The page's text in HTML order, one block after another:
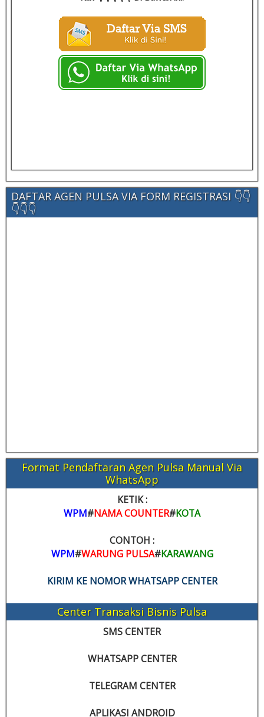
DAFTAR AGEN PULSA VIA FORM REGISTRASI 👇👇
👇👇👇
Format Pendaftaran Agen Pulsa Manual Via
WhatsApp
KETIK :
WPM#NAMA COUNTER#KOTA
CONTOH :
WPM#WARUNG PULSA#KARAWANG
KIRIM KE NOMOR WHATSAPP CENTER
Center Transaksi Bisnis Pulsa
SMS CENTER
WHATSAPP CENTER
TELEGRAM CENTER
APLIKASI ANDROID